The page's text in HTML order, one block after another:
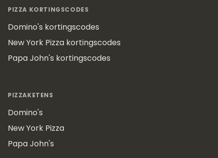
PIZZA KORTINGSCODES
Domino's kortingscodes
New York Pizza kortingscodes
Papa John's kortingscodes
PIZZAKETENS
Domino's
New York Pizza
Papa John's